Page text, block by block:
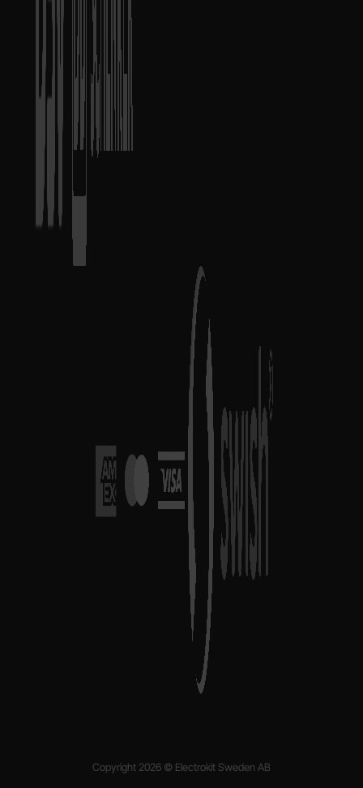
Copyright 2026 © Electrokit Sweden AB